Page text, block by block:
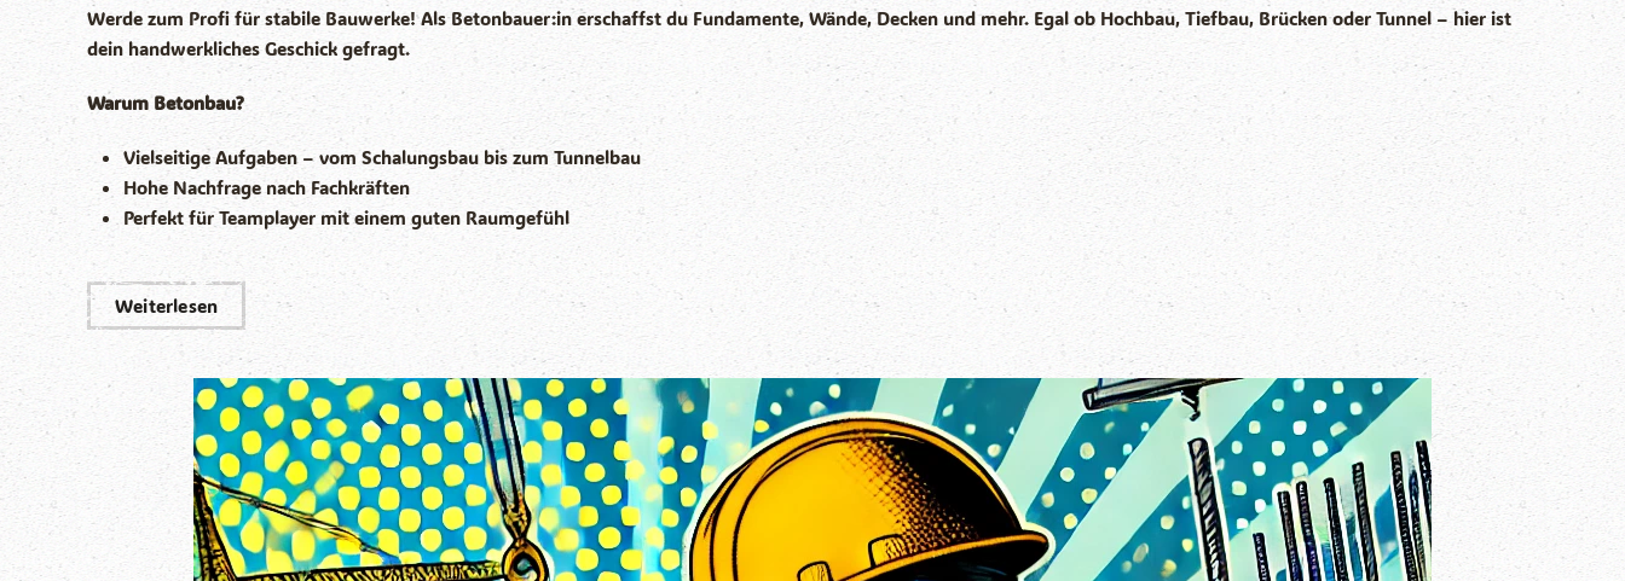
Werde zum Profi für stabile Bauwerke! Als Betonbauer:in erschaffst du Fundamente, Wände, Decken und mehr. Egal ob Hochbau, Tiefbau, Brücken oder Tunnel – hier ist
dein handwerkliches Geschick gefragt.
Warum Betonbau?
Vielseitige Aufgaben – vom Schalungsbau bis zum Tunnelbau
Hohe Nachfrage nach Fachkräften
Perfekt für Teamplayer mit einem guten Raumgefühl
Weiterlesen